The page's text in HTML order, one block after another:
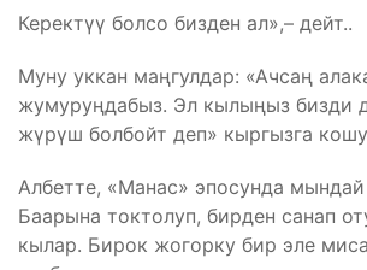
Керектүү болсо бизден ал»,– дейт..
Муну уккан маңгулдар: «Ачсаң
жумуруңдабыз. Эл кылыңыз бизди
жүрүш болбойт деп» кыргызга
Албетте, «Манас» эпосунда
Баарына ток­толуп, бирден санап
кылар. Бирок жогорку бир эле